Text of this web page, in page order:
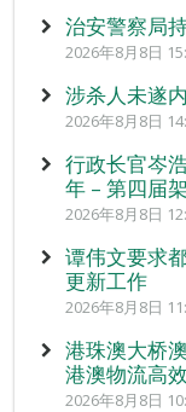
治安警察局
2026年8月8日
涉杀人未遂
2026年8月8日
行政长官岑
年 – 第四届
2026年8月8日
谭伟文要求
更新工作
2026年8月8日
港珠澳大桥
港澳物流高
2026年8月8日